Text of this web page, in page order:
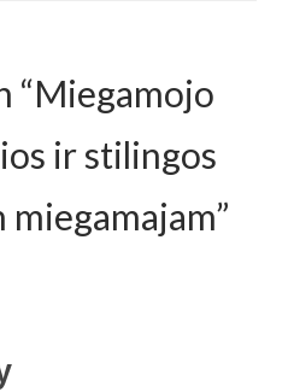
“Miegamojo
ir stilingos